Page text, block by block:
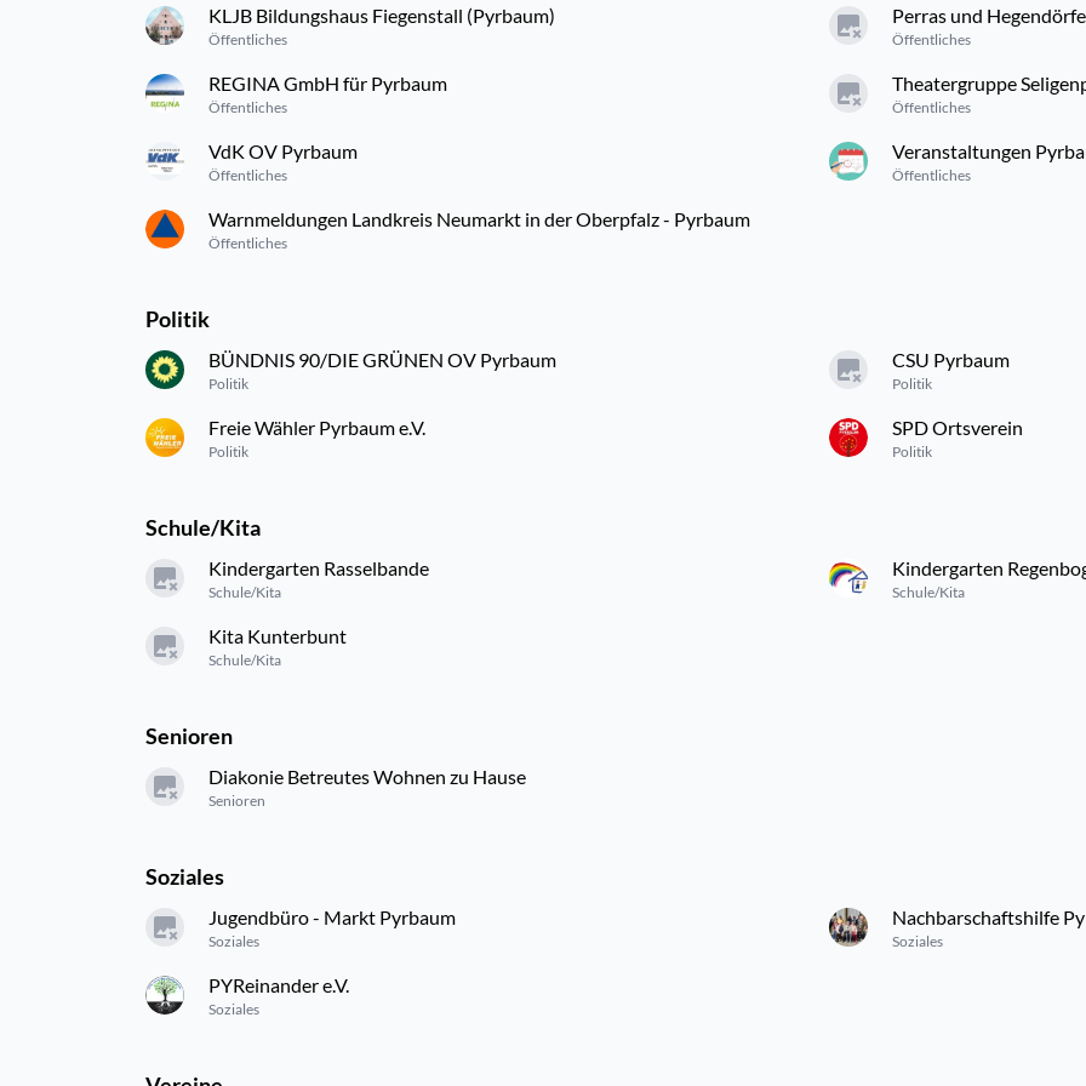
KLJB Bildungshaus Fiegenstall (Pyrbaum)
Öffentliches
Perras und
Öffentliches
REGINA GmbH für Pyrbaum
Öffentliches
Theatergruppe
Öffentliches
VdK OV Pyrbaum
Öffentliches
Veranstaltungen
Öffentliches
Warnmeldungen Landkreis Neumarkt in der Oberpfalz - Pyrbaum
Öffentliches
Politik
BÜNDNIS 90/DIE GRÜNEN OV Pyrbaum
Politik
CSU Pyrbaum
Politik
Freie Wähler Pyrbaum e.V.
Politik
SPD Ortsverein
Politik
Schule/Kita
Kindergarten Rasselbande
Schule/Kita
Kindergarten
Schule/Kita
Kita Kunterbunt
Schule/Kita
Senioren
Diakonie Betreutes Wohnen zu Hause
Senioren
Soziales
Jugendbüro - Markt Pyrbaum
Soziales
Nachbarschaftshilfe
Soziales
PYReinander e.V.
Soziales